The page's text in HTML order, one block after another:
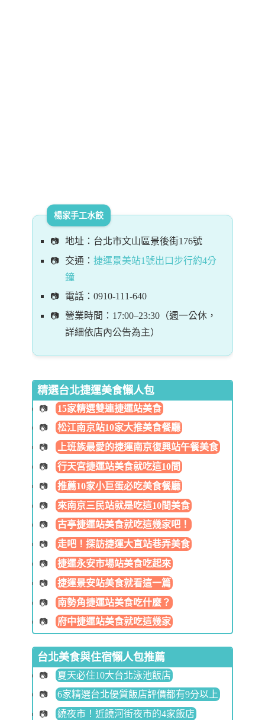
楊家手工水餃
地址：台北市文山區景後街176號
交通： 捷運景美站1號出口步行約4分
鐘
電話：0910-111-640
營業時間：17:00–23:30（週一公休，
詳細依店內公告為主）
精選台北捷運美食懶人包
15家精選雙連捷運站美食
松江南京站10家大推美食餐廳
上班族最愛的捷運南京復興站午餐美食
行天宮捷運站美食就吃這10間
推薦10家小巨蛋必吃美食餐廳
來南京三民站就是吃這10間美食
古亭捷運站美食就吃這幾家吧！
走吧！探訪捷運大直站巷弄美食
捷運永安市場站美食吃起來
捷運景安站美食就看這一篇
南勢角捷運站美食吃什麼？
府中捷運站美食就吃這幾家
台北美食與住宿懶人包推薦
夏天必住10大台北泳池飯店
6家精選台北優質飯店評價都有9分以上
繞夜市！近饒河街夜市的4家飯店